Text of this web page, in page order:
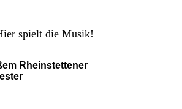
spielt die Musik!
Rheinstettener